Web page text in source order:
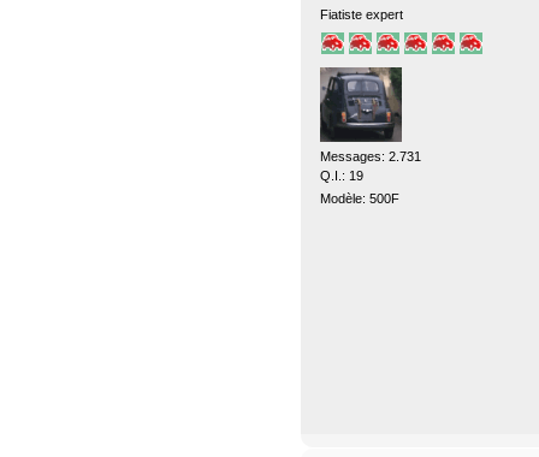
Fiatiste expert
Messages: 2.731
Q.I.: 19
Modèle: 500F